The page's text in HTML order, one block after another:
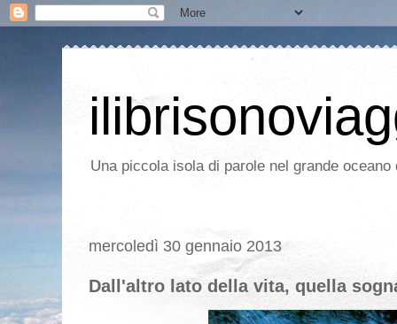
Una piccola isola di parole nel grande
mercoledì 30 gennaio 2013
Dall'altro lato della vita, quella